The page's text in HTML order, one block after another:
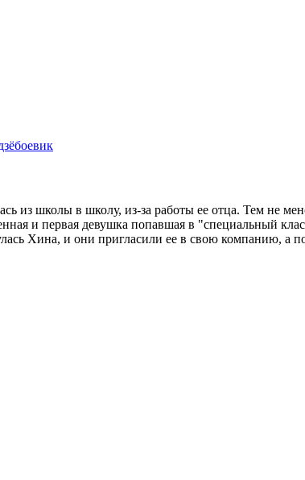
боевик
из школы в школу, из-за работы ее отца. Тем не
и первая девушка попавшая в "специальный
Хина, и они пригласили ее в свою компанию, а